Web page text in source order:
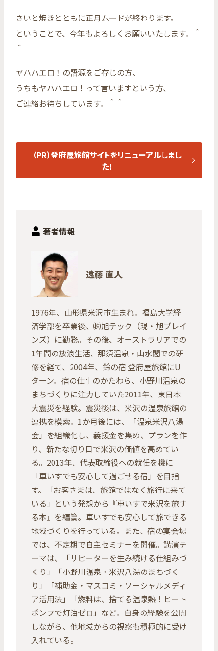
さいと焼きとともに正月ムードが終わります。
ということで、今年もよろしくお願いいたします。＾
＾
ヤハハエロ！の語源をご存じの方、
うちもヤハハエロ！って言いますという方、
ご連絡お待ちしています。＾＾
（PR）登府屋旅館サイトをリニューアルしまし
た！
著者情報
遠藤 直人
1976年、山形県米沢市生まれ。福島大学経
済学部を卒業後、㈱旭テック（現・旭ブレイ
ンズ）に勤務。その後、オーストラリアでの
1年間の放浪生活、那須温泉・山水閣での研
修を経て、2004年、鈴の宿 登府屋旅館にU
ターン。宿の仕事のかたわら、小野川温泉の
まちづくりに注力していた2011年、東日本
大震災を経験。震災後は、米沢の温泉旅館の
連携を模索。1か月後には、「温泉米沢八湯
会」を組織化し、義援金を集め、プランを作
り、新たな切り口で米沢の価値を高めてい
る。2013年、代表取締役への就任を機に
「車いすでも安心して過ごせる宿」を目指
す。「お客さまは、旅館ではなく旅行に来て
いる」という発想から『車いすで米沢を旅す
る本』を編纂。車いすでも安心して旅できる
地域づくりを行っている。また、宿の宴会場
では、不定期で自主セミナーを開催。講演テ
ーマは、「リピーターを生み続ける仕組みづ
くり」「小野川温泉・米沢八湯のまちづく
り」「補助金・マスコミ・ソーシャルメディ
ア活用法」「燃料は、捨てる温泉熱！ヒート
ポンプで灯油ゼロ」など。自身の経験を公開
しながら、他地域からの視察も積極的に受け
入れている。